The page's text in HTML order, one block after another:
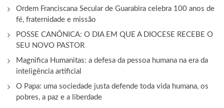
Ordem Franciscana Secular de Guarabira celebra 100 anos de
fé, fraternidade e missão
POSSE CANÔNICA: O DIA EM QUE A DIOCESE RECEBE O
SEU NOVO PASTOR
Magnifica Humanitas: a defesa da pessoa humana na era da
inteligência artificial
O Papa: uma sociedade justa defende toda vida humana, os
pobres, a paz e a liberdade